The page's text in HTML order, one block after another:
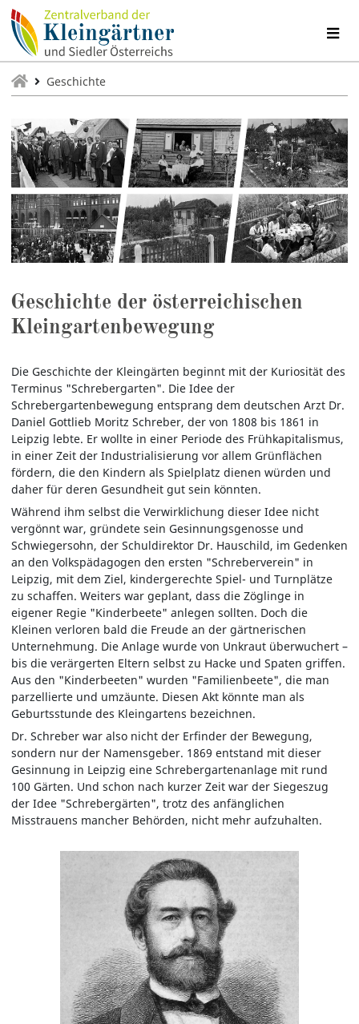
Geschichte
Geschichte der österreichischen
Kleingarten­bewegung
Die Geschichte der Kleingärten beginnt mit der Kuriosität des
Terminus "Schrebergarten". Die Idee der
Schrebergartenbewegung entsprang dem deutschen Arzt Dr.
Daniel Gottlieb Moritz Schreber, der von 1808 bis 1861 in
Leipzig lebte. Er wollte in einer Periode des Frühkapitalismus,
in einer Zeit der Industrialisierung vor allem Grünflächen
fördern, die den Kindern als Spielplatz dienen würden und
daher für deren Gesundheit gut sein könnten.
Während ihm selbst die Verwirklichung dieser Idee nicht
vergönnt war, gründete sein Gesinnungsgenosse und
Schwiegersohn, der Schuldirektor Dr. Hauschild, im Gedenken
an den Volkspädagogen den ersten "Schreberverein" in
Leipzig, mit dem Ziel, kindergerechte Spiel- und Turnplätze
zu schaffen. Weiters war geplant, dass die Zöglinge in
eigener Regie "Kinderbeete" anlegen sollten. Doch die
Kleinen verloren bald die Freude an der gärtnerischen
Unternehmung. Die Anlage wurde von Unkraut überwuchert –
bis die verärgerten Eltern selbst zu Hacke und Spaten griffen.
Aus den "Kinderbeeten" wurden "Familienbeete", die man
parzellierte und umzäunte. Diesen Akt könnte man als
Geburtsstunde des Kleingartens bezeichnen.
Dr. Schreber war also nicht der Erfinder der Bewegung,
sondern nur der Namensgeber. 1869 entstand mit dieser
Gesinnung in Leipzig eine Schrebergartenanlage mit rund
100 Gärten. Und schon nach kurzer Zeit war der Siegeszug
der Idee "Schrebergärten", trotz des anfänglichen
Misstrauens mancher Behörden, nicht mehr aufzuhalten.